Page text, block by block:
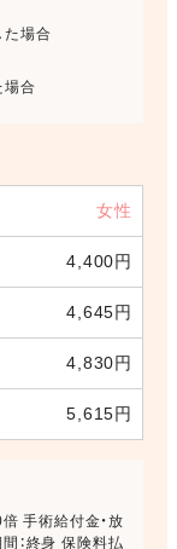
た場合
場合
女性
4,400円
4,645円
4,830円
5,615円
手術給付金・放
：終身 保険料払